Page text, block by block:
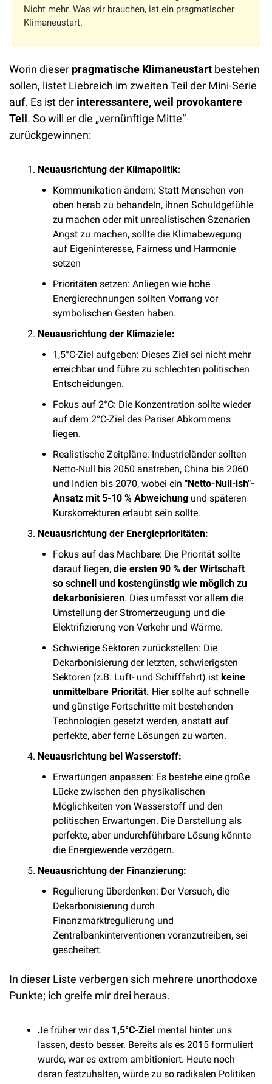
Nicht mehr. Was wir brauchen, ist ein pragmatischer
Klimaneustart.
Worin dieser pragmatische Klimaneustart bestehen
sollen, listet Liebreich im zweiten Teil der Mini-Serie
auf. Es ist der interessantere, weil provokantere
Teil . So will er die „vernünftige Mitte“
zurückgewinnen:
Neuausrichtung der Klimapolitik:
Kommunikation ändern: Statt Menschen von
oben herab zu behandeln, ihnen Schuldgefühle
zu machen oder mit unrealistischen Szenarien
Angst zu machen, sollte die Klimabewegung
auf Eigeninteresse, Fairness und Harmonie
setzen
Prioritäten setzen: Anliegen wie hohe
Energierechnungen sollten Vorrang vor
symbolischen Gesten haben.
Neuausrichtung der Klimaziele:
1,5°C-Ziel aufgeben: Dieses Ziel sei nicht mehr
erreichbar und führe zu schlechten politischen
Entscheidungen.
Fokus auf 2°C: Die Konzentration sollte wieder
auf dem 2°C-Ziel des Pariser Abkommens
liegen.
Realistische Zeitpläne: Industrieländer sollten
Netto-Null bis 2050 anstreben, China bis 2060
und Indien bis 2070, wobei ein "Netto-Null-ish"-
Ansatz mit 5-10 % Abweichung und späteren
Kurskorrekturen erlaubt sein sollte.
Neuausrichtung der Energieprioritäten:
Fokus auf das Machbare: Die Priorität sollte
darauf liegen, die ersten 90 % der Wirtschaft
so schnell und kostengünstig wie möglich zu
dekarbonisieren. Dies umfasst vor allem die
Umstellung der Stromerzeugung und die
Elektrifizierung von Verkehr und Wärme.
Schwierige Sektoren zurückstellen: Die
Dekarbonisierung der letzten, schwierigsten
Sektoren (z.B. Luft- und Schifffahrt) ist keine
unmittelbare Priorität. Hier sollte auf schnelle
und günstige Fortschritte mit bestehenden
Technologien gesetzt werden, anstatt auf
perfekte, aber ferne Lösungen zu warten.
Neuausrichtung bei Wasserstoff:
Erwartungen anpassen: Es bestehe eine große
Lücke zwischen den physikalischen
Möglichkeiten von Wasserstoff und den
politischen Erwartungen. Die Darstellung als
perfekte, aber undurchführbare Lösung könnte
die Energiewende verzögern.
Neuausrichtung der Finanzierung:
Regulierung überdenken: Der Versuch, die
Dekarbonisierung durch
Finanzmarktregulierung und
Zentralbankinterventionen voranzutreiben, sei
gescheitert.
In dieser Liste verbergen sich mehrere unorthodoxe
Punkte; ich greife mir drei heraus.
Je früher wir das 1,5°C-Ziel mental hinter uns
lassen, desto besser. Bereits als es 2015 formuliert
wurde, war es extrem ambitioniert. Heute noch
daran festzuhalten, würde zu so radikalen Politiken